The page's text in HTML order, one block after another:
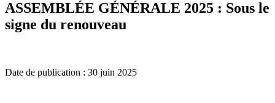
ASSEMBLÉE GÉNÉRALE 2025 : Sous le
signe du renouveau
Date de publication : 30 juin 2025